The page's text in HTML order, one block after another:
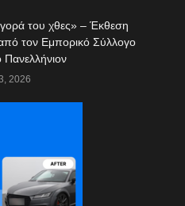
του χθες» – Έκθεση
τον Εμπορικό Σύλλογο
Πανελλήνιον
2026